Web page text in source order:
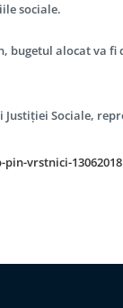
sociale.
bugetul alocat va fi
Sociale,
vrstnici-13062018